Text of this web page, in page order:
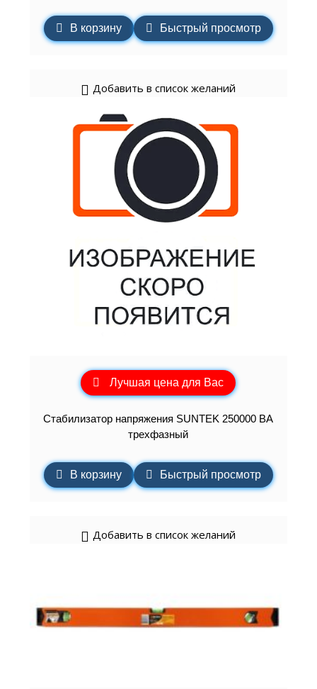
В корзину Быстрый просмотр
Добавить в список желаний
Лучшая цена для Вас
Стабилизатор напряжения SUNTEK 250000 ВА
трехфазный
В корзину Быстрый просмотр
Добавить в список желаний